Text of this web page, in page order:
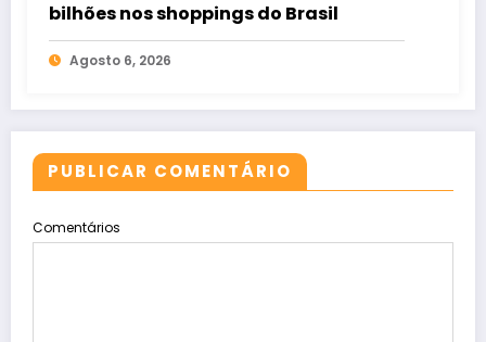
bilhões nos shoppings do Brasil
Agosto 6, 2026
PUBLICAR COMENTÁRIO
Comentários